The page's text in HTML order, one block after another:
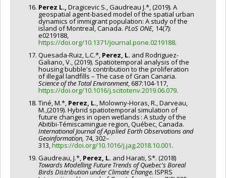
Perez L., Dragicevic S., Gaudreau J.*, (2019). A
geospatial agent-based model of the spatial urban
dynamics of immigrant population: A study of the
island of Montreal, Canada. PLoS ONE, 14(7):
e0219188,
https://doi.org/10.1371/journal.pone.0219188.
Quesada-Ruiz, L.C.*, Perez, L. and Rodriguez-
Galiano, V., (2019). Spatiotemporal analysis of the
housing bubble's contribution to the proliferation
of illegal landfills – The case of Gran Canaria.
Science of the Total Environment, 687:104-117,
https://doi.org/10.1016/j.scitotenv.2019.06.079.
Tiné, M.*, Perez, L., Molowny-Horas, R., Darveau,
M.,(2019). Hybrid spatiotemporal simulation of
future changes in open wetlands : A study of the
Abitibi-Témiscamingue region, Québec, Canada.
International Journal of Applied Earth Observations and
Geoinformation, 74, 302–
313,https://doi.org/10.1016/j.jag.2018.10.001.
Gaudreau, J.*, Perez, L. and Harati, S*. (2018)
Towards Modelling Future Trends of Quebec's Boreal
Birds Distribution under Climate Change. ISPRS